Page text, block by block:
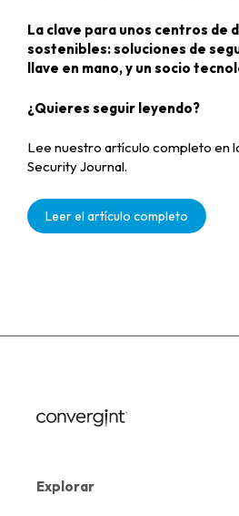
La clave para unos centros de
sostenibles: soluciones de
llave en mano, y un socio
¿Quieres seguir leyendo?
Lee nuestro artículo completo en
Security Journal.
Leer el artículo completo
Explorar